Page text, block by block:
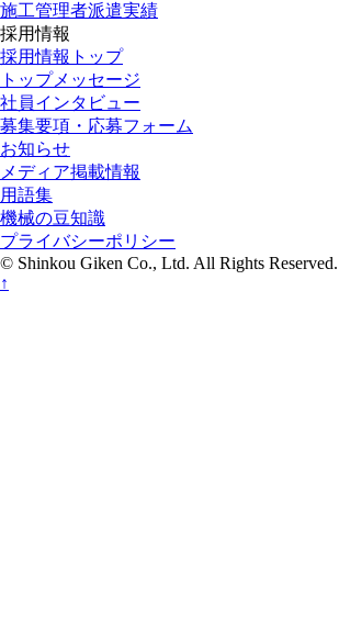
施工管理者派遣実績
採用情報
採用情報トップ
トップメッセージ
社員インタビュー
募集要項・応募フォーム
お知らせ
メディア掲載情報
用語集
機械の豆知識
プライバシーポリシー
© Shinkou Giken Co., Ltd. All Rights Reserved.
↑